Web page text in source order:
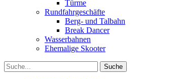
Türme
Rundfahrgeschäfte
Berg- und Talbahn
Break Dancer
Wasserbahnen
Ehemalige Skooter